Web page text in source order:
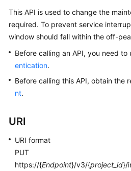
Started
Kernels
User
Best
White
Paper
This API is used to change the
required. To prevent service
window should fall within the off-
Before calling an API, you need to
entication.
Before calling this API, obtain the
nt.
URI
URI format
PUT
https://{Endpoint}/v3/{project_id}/